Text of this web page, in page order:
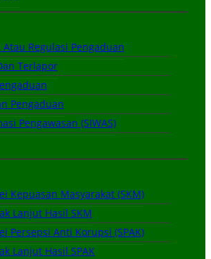
Regulasi Pengaduan
Terlapor
Pengaduan
Pengawasan (SIWAS)
Kepuasan Masyarakat (SKM)
Lanjut Hasil SKM
Persepsi Anti Korupsi (SPAK)
Lanjut Hasil SPAK